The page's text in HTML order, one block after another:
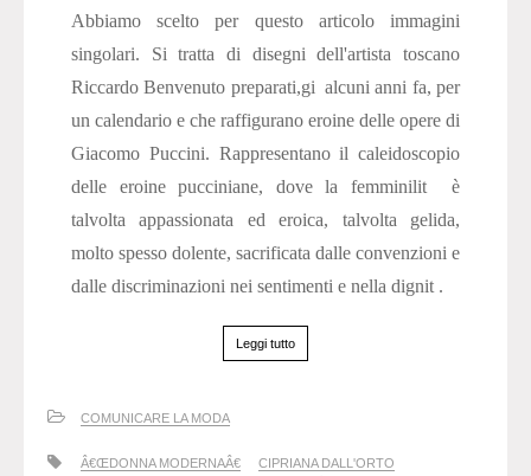
Abbiamo scelto per questo articolo immagini
singolari. Si tratta di disegni dell'artista toscano
Riccardo Benvenuto preparati,gi alcuni anni fa, per
un calendario e che raffigurano eroine delle opere di
Giacomo Puccini. Rappresentano il caleidoscopio
delle eroine pucciniane, dove la femminilit è
talvolta appassionata ed eroica, talvolta gelida,
molto spesso dolente, sacrificata dalle convenzioni e
dalle discriminazioni nei sentimenti e nella dignit .
Leggi tutto
COMUNICARE LA MODA
Â€ŒDONNA MODERNAÂ€
CIPRIANA DALL'ORTO